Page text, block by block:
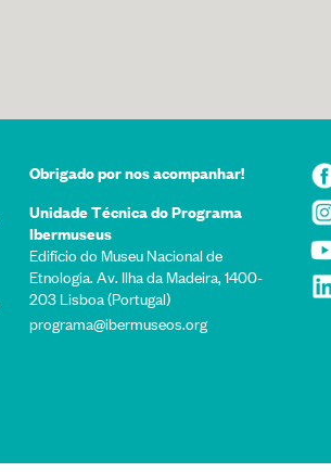
Obrigado por nos acompanhar!
Unidade Técnica do Programa
Ibermuseus
Edifício do Museu Nacional de
Etnologia. Av. Ilha da Madeira, 1400-
203 Lisboa (Portugal)
programa@ibermuseos.org